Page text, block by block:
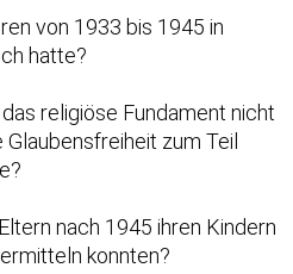
von 1933 bis 1945 in
hatte?
religiöse Fundament nicht
zum Teil
nach 1945 ihren Kindern
konnten?